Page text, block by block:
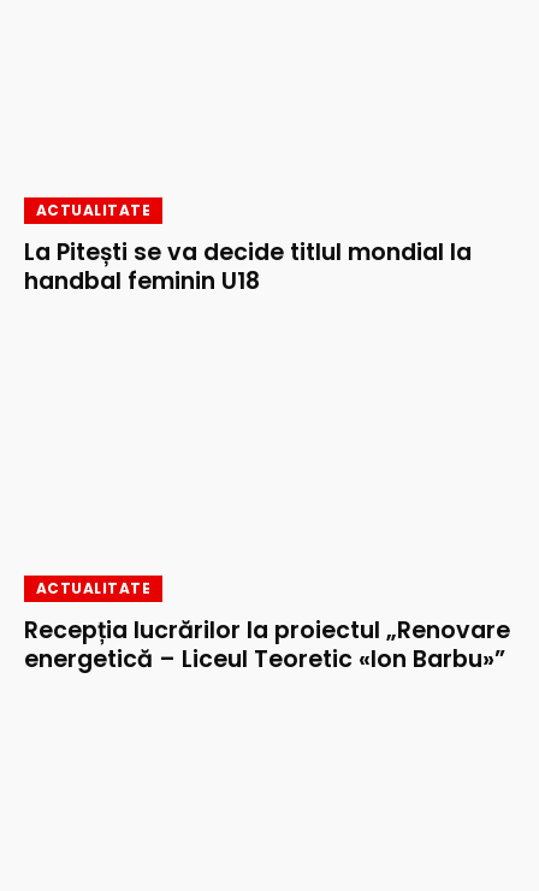
ACTUALITATE
La Pitești se va decide titlul mondial la
handbal feminin U18
ACTUALITATE
Recepția lucrărilor la proiectul „Renovare
energetică – Liceul Teoretic «Ion Barbu»”